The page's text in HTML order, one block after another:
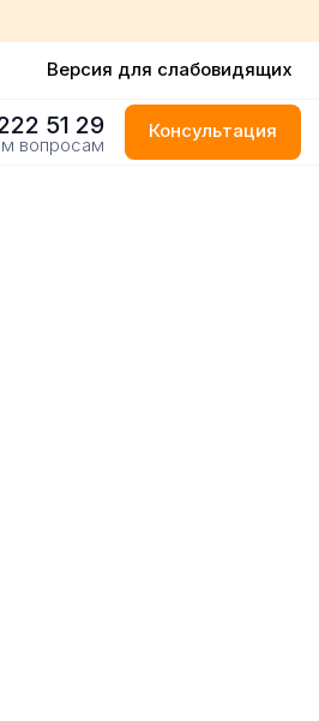
Версия для слабовидящих
51 29
вопросам
Консультация